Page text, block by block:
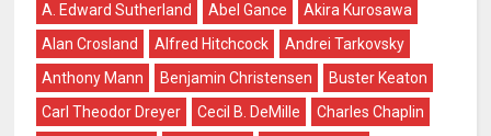
A. Edward Sutherland Abel Gance
Akira Kurosawa
Alan Crosland
Alfred Hitchcock
Andrei Tarkovsky
Anthony Mann
Benjamin Christensen
Buster Keaton
Carl Theodor Dreyer
Cecil B. DeMille
Charles Chaplin